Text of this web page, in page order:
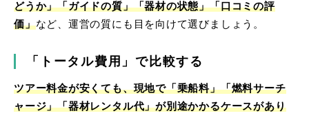
どうか」「ガイドの質」「器材の状態」「口コミの評
価」など、運営の質にも目を向けて選びましょう。
「トータル費用」で比較する
ツアー料金が安くても、現地で「乗船料」「燃料サーチ
ャージ」「器材レンタル代」が別途かかるケースがあり